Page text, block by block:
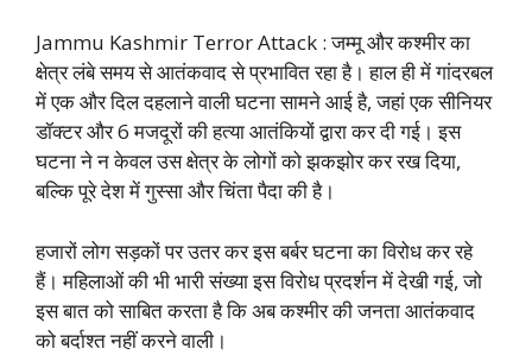
Jammu Kashmir Terror Attack : जम्मू और कश्मीर का
क्षेत्र लंबे समय से आतंकवाद से प्रभावित रहा है। हाल ही में गांदरबल
में एक और दिल दहलाने वाली घटना सामने आई है, जहां एक सीनियर
डॉक्टर और 6 मजदूरों की हत्या आतंकियों द्वारा कर दी गई। इस
घटना ने न केवल उस क्षेत्र के लोगों को झकझोर कर रख दिया,
बल्कि पूरे देश में गुस्सा और चिंता पैदा की है।
हजारों लोग सड़कों पर उतर कर इस बर्बर घटना का विरोध कर रहे
हैं। महिलाओं की भी भारी संख्या इस विरोध प्रदर्शन में देखी गई, जो
इस बात को साबित करता है कि अब कश्मीर की जनता आतंकवाद
को बर्दाश्त नहीं करने वाली।